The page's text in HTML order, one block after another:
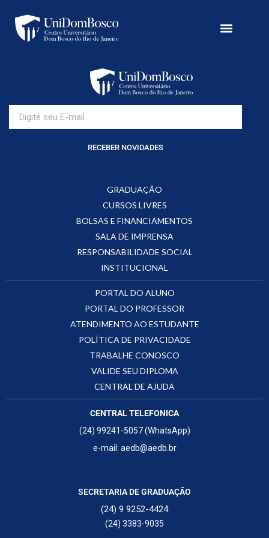
RECEBER NOVIDADES
GRADUAÇÃO
CURSOS LIVRES
BOLSAS E FINANCIAMENTOS
SALA DE IMPRENSA
RESPONSABILIDADE SOCIAL
INSTITUCIONAL
PORTAL DO ALUNO
PORTAL DO PROFESSOR
ATENDIMENTO AO ESTUDANTE
POLÍTICA DE PRIVACIDADE
TRABALHE CONOSCO
VALIDE SEU DIPLOMA
CENTRAL DE AJUDA
CENTRAL TELEFONICA
(24) 99241-5057 (WhatsApp)
e-mail: aedb@aedb.br
SECRETARIA DE GRADUAÇÃO
(24) 9 9252-4424
(24) 3383-9035